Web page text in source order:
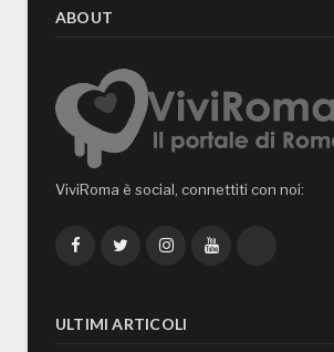
ABOUT
ViviRoma è social, connettiti con noi:
FacebookTwitterInstagramYouTube
ULTIMI ARTICOLI